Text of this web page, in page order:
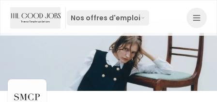
Nos offres d'emploi